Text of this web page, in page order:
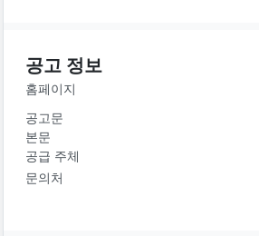
공고 정보
홈페이지
공고문
본문
공급 주체
문의처